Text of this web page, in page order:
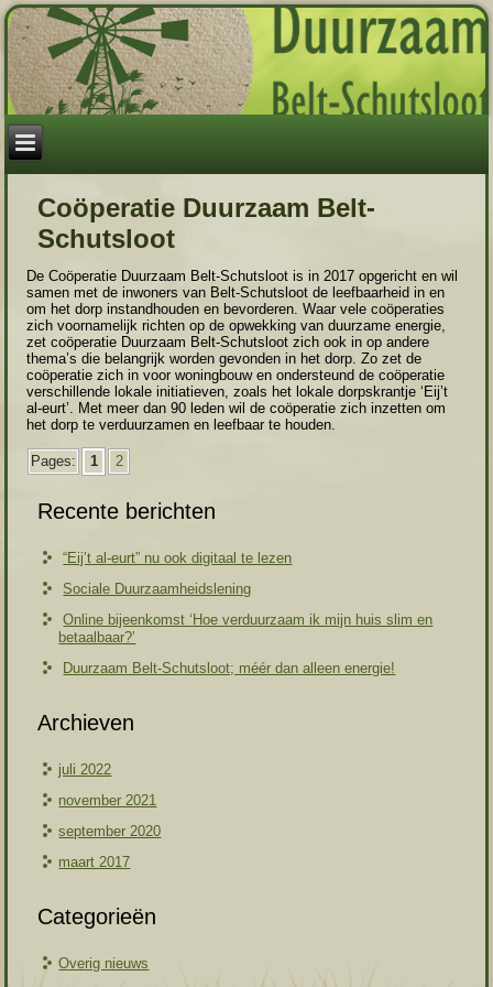
Coöperatie Duurzaam Belt-
Schutsloot
De Coöperatie Duurzaam Belt-Schutsloot is in 2017 opgericht en wil
samen met de inwoners van Belt-Schutsloot de leefbaarheid in en
om het dorp instandhouden en bevorderen. Waar vele coöperaties
zich voornamelijk richten op de opwekking van duurzame energie,
zet coöperatie Duurzaam Belt-Schutsloot zich ook in op andere
thema’s die belangrijk worden gevonden in het dorp. Zo zet de
coöperatie zich in voor woningbouw en ondersteund de coöperatie
verschillende lokale initiatieven, zoals het lokale dorpskrantje ‘Eij’t
al-eurt’. Met meer dan 90 leden wil de coöperatie zich inzetten om
het dorp te verduurzamen en leefbaar te houden.
Pages: 1 2
Recente berichten
“Eij’t al-eurt” nu ook digitaal te lezen
Sociale Duurzaamheidslening
Online bijeenkomst ‘Hoe verduurzaam ik mijn huis slim en
betaalbaar?’
Duurzaam Belt-Schutsloot; méér dan alleen energie!
Archieven
juli 2022
november 2021
september 2020
maart 2017
Categorieën
Overig nieuws